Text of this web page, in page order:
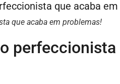
que acaba em problemas!
perfeccionista